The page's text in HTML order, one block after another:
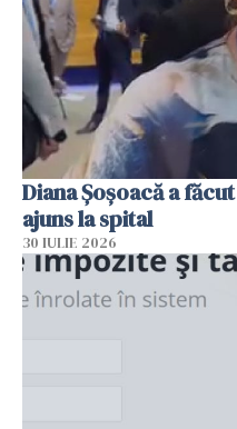
Diana Șoșoacă a
ajuns la spital
30 IULIE 2026